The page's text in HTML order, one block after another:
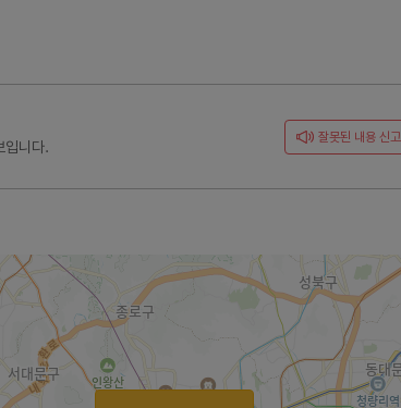
입니다.
잘못된 내용 신고